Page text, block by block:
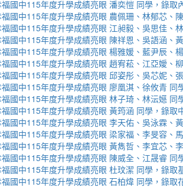
國中115年度升學成績亮眼 潘奕愷 同學，錄取
國中115年度升學成績亮眼 農佩珊、林郁芯、
國中115年度升學成績亮眼 江昶毅、吳思佳、
國中115年度升學成績亮眼 陳祥恩、吳語涵、
國中115年度升學成績亮眼 楊雅媛、藍尹辰、
國中115年度升學成績亮眼 趙宥菘、江亞嬡、
國中115年度升學成績亮眼 邱姿彤、吳芯妮、
國中115年度升學成績亮眼 廖凰淇、徐攸青 同
國中115年度升學成績亮眼 林子琦、林沄嬨 同
國中115年度升學成績亮眼 黃筠涵 同學，錄取
國中115年度升學成績亮眼 李天佑、吳泳霖、
國中115年度升學成績亮眼 梁家福、李旻容、
國中115年度升學成績亮眼 黃雋哲、李宜芯、
國中115年度升學成績亮眼 陳威全、江晟睿 同
國中115年度升學成績亮眼 杜玟潔 同學，錄取
國中115年度升學成績亮眼 石柏煒 同學，錄取